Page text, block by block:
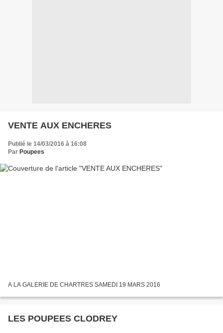
VENTE AUX ENCHERES
Publié le 14/03/2016 à 16:08
Par Poupees
A LA GALERIE DE CHARTRES SAMEDI 19 MARS 2016
LES POUPEES CLODREY